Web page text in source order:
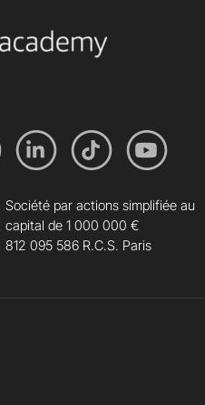
Société par actions simplifiée au
capital de 1 000 000 €
812 095 586 R.C.S. Paris